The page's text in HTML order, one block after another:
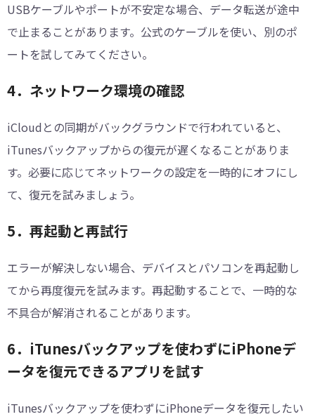
USBケーブルやポートが不安定な場合、データ転送が途中
で止まることがあります。公式のケーブルを使い、別のポ
ートを試してみてください。
4．ネットワーク環境の確認
iCloudとの同期がバックグラウンドで行われていると、
iTunesバックアップからの復元が遅くなることがありま
す。必要に応じてネットワークの設定を一時的にオフにし
て、復元を試みましょう。
5．再起動と再試行
エラーが解決しない場合、デバイスとパソコンを再起動し
てから再度復元を試みます。再起動することで、一時的な
不具合が解消されることがあります。
6．iTunesバックアップを使わずにiPhoneデ
ータを復元できるアプリを試す
iTunesバックアップを使わずにiPhoneデータを復元したい